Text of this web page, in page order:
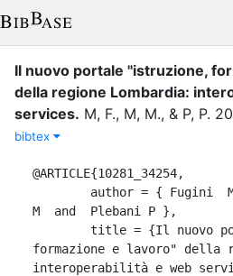
Il nuovo portale "istruzione,
della regione Lombardia:
services. M, F., M, M., & P, P.
bibtex
@ARTICLE{10281_34254,
M  and  Plebani P },
formazione e lavoro" della
interoperabilità e web